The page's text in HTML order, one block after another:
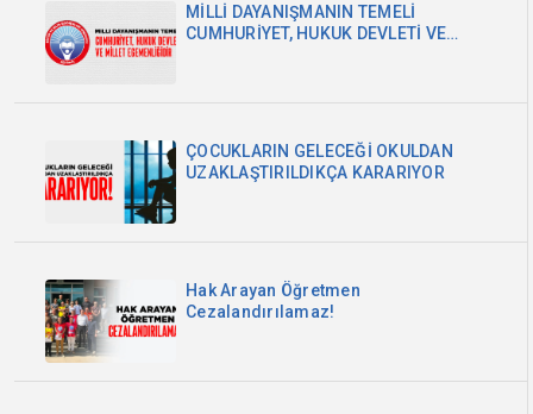
MİLLİ DAYANIŞMANIN TEMELİ
CUMHURİYET, HUKUK DEVLETİ VE
ÇOCUKLARIN GELECEĞİ OKULDAN
UZAKLAŞTIRILDIKÇA KARARIYOR
Hak Arayan Öğretmen
Cezalandırılamaz!